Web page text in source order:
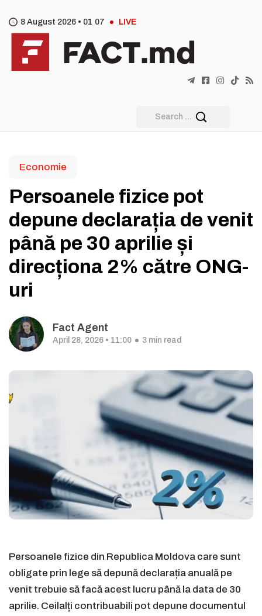
8 August 2026 • 01 07 LIVE
Economie
Persoanele fizice pot
depune declarația de venit
până pe 30 aprilie și
direcționa 2% către ONG-
uri
Fact Agent
April 28, 2026 • 11:00 3 min read
Persoanele fizice din Republica Moldova care sunt
obligate prin lege să depună declarația anuală pe
venit trebuie să facă acest lucru până la data de 30
aprilie. Ceilalți contribuabili pot depune documentul